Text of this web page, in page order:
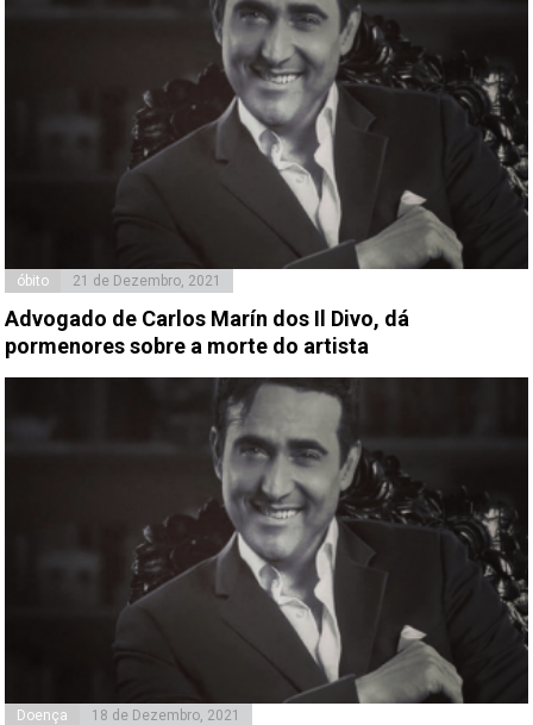
óbito 21 de Dezembro, 2021
Advogado de Carlos Marín dos Il Divo, dá
pormenores sobre a morte do artista
Doença 18 de Dezembro, 2021